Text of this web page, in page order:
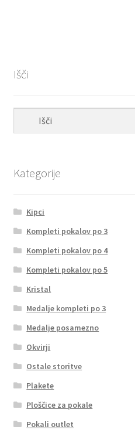
Išči
Kategorije
Kipci
Kompleti pokalov po 3
Kompleti pokalov po 4
Kompleti pokalov po 5
Kristal
Medalje kompleti po 3
Medalje posamezno
Okvirji
Ostale storitve
Plakete
Ploščice za pokale
Pokali outlet